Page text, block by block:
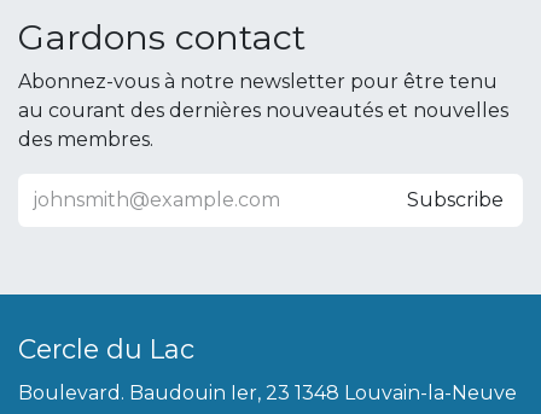
Gardons contact
Abonnez-vous à notre newsletter pour être tenu
au courant des dernières nouveautés et nouvelles
des membres.
Subscribe
Cercle du Lac
Boulevard. Baudouin Ier, 23 1348 Louvain-la-Neuve